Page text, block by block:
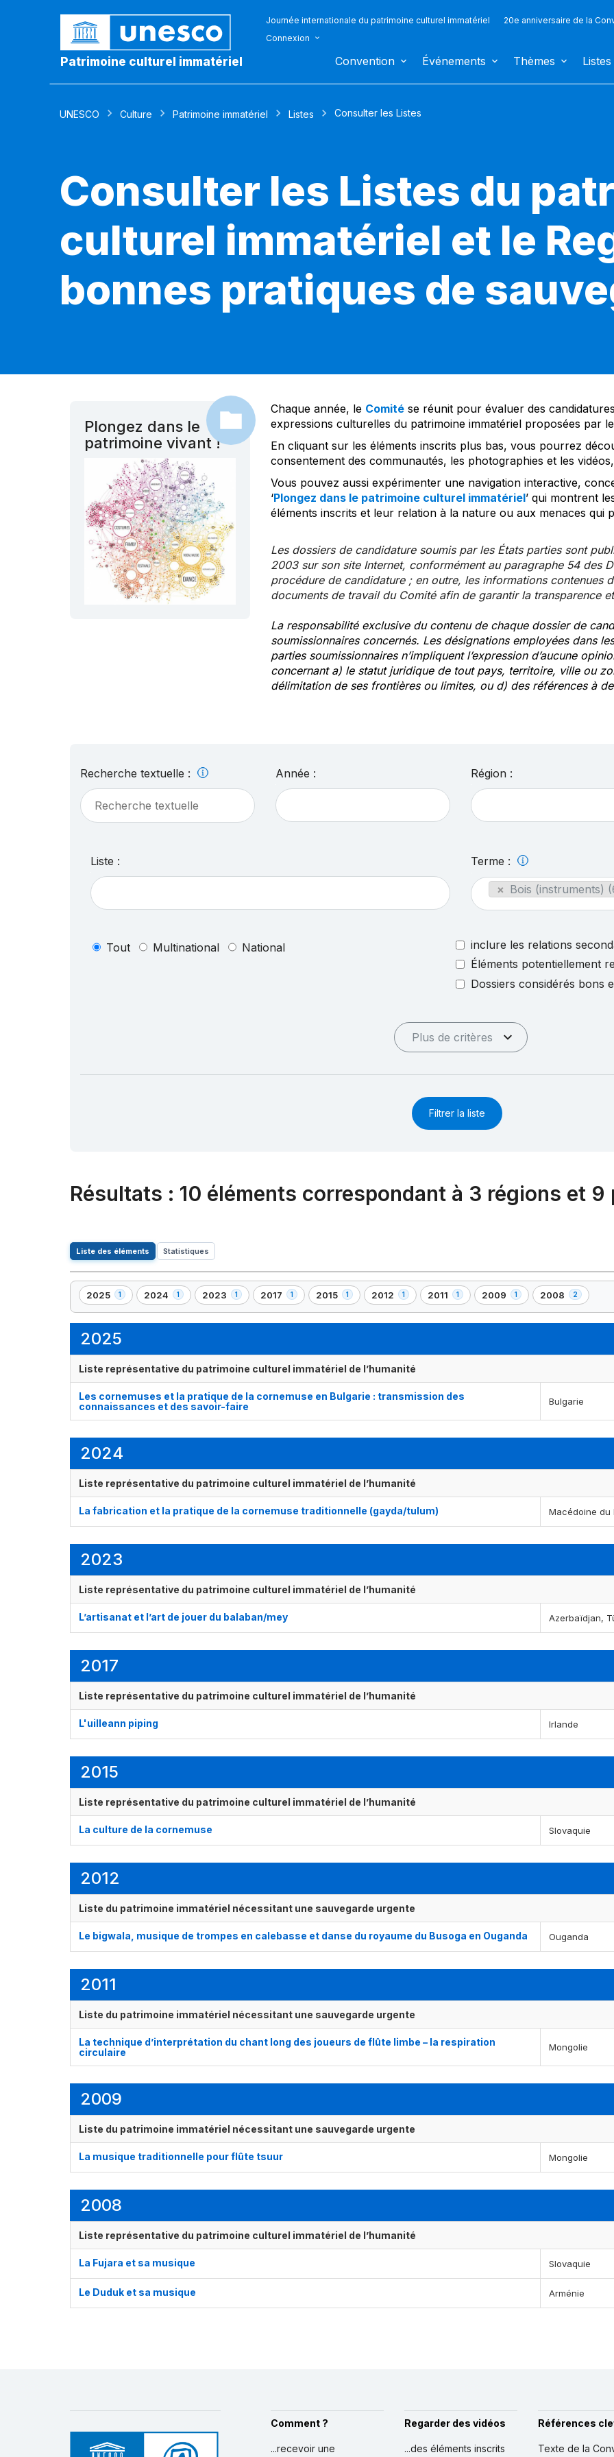
Patrimoine culturel immatériel
Journée internationale du patrimoine culturel immatériel 20e anniversaire de la
Connexion
Convention Événements Thèmes Listes
UNESCO Culture Patrimoine immatériel Listes Consulter les Listes
Consulter les Listes du
culturel immatériel et le
bonnes pratiques de
Plongez dans le
patrimoine vivant !
Chaque année, le Comitése réunit pour évaluer des
expressions culturelles du patrimoine immatériel proposées par
En cliquant sur les éléments inscrits plus bas, vous pourrez
consentement des communautés, les photographies et les
Vous pouvez aussi expérimenter une navigation interactive,
‘Plongez dans le patrimoine culturel immatériel’ qui montrent
éléments inscrits et leur relation à la nature ou aux menaces qui
Les dossiers de candidature soumis par les États parties sont
2003 sur son site Internet, conformément au paragraphe 54 des
procédure de candidature ; en outre, les informations contenues
documents de travail du Comité afin de garantir la transparence et
La responsabilité exclusive du contenu de chaque dossier de
soumissionnaires concernés. Les désignations employées dans
parties soumissionnaires n’impliquent l’expression d’aucune
concernant a) le statut juridique de tout pays, territoire, ville ou
délimitation de ses frontières ou limites, ou d) des références à
Recherche textuelle : Année : Région :
Liste : Terme :
× Bois (instruments)
Tout Multinational National
inclure les relations
Éléments potentiellement
Dossiers considérés bons
Plus de critères
Filtrer la liste
Résultats : 10 éléments correspondant à 3 régions et 9
Liste des éléments Statistiques
2025 1
,
1
2024 1
,
1
2023 1
,
1
2017 1
,
1
2015 1
,
1
2012 1
,
1
2011 1
,
1
2009 1
,
1
2008 2
,
2
2025
Liste représentative du patrimoine culturel immatériel de l’humanité
Les cornemuses et la pratique de la cornemuse en Bulgarie : transmission des
connaissances et des savoir-faire
Bulgarie
2024
Liste représentative du patrimoine culturel immatériel de l’humanité
La fabrication et la pratique de la cornemuse traditionnelle (gayda/tulum) Macédoine du
2023
Liste représentative du patrimoine culturel immatériel de l’humanité
L’artisanat et l’art de jouer du balaban/mey Azerbaïdjan,
2017
Liste représentative du patrimoine culturel immatériel de l’humanité
L'uilleann piping Irlande
2015
Liste représentative du patrimoine culturel immatériel de l’humanité
La culture de la cornemuse Slovaquie
2012
Liste du patrimoine immatériel nécessitant une sauvegarde urgente
Le bigwala, musique de trompes en calebasse et danse du royaume du Busoga en Ouganda Ouganda
2011
Liste du patrimoine immatériel nécessitant une sauvegarde urgente
La technique d’interprétation du chant long des joueurs de flûte limbe – la respiration
circulaire
Mongolie
2009
Liste du patrimoine immatériel nécessitant une sauvegarde urgente
La musique traditionnelle pour flûte tsuur Mongolie
2008
Liste représentative du patrimoine culturel immatériel de l’humanité
La Fujara et sa musique Slovaquie
Le Duduk et sa musique Arménie
Comment ?
...recevoir une
Regarder des vidéos
...des éléments inscrits
Références
Texte de la